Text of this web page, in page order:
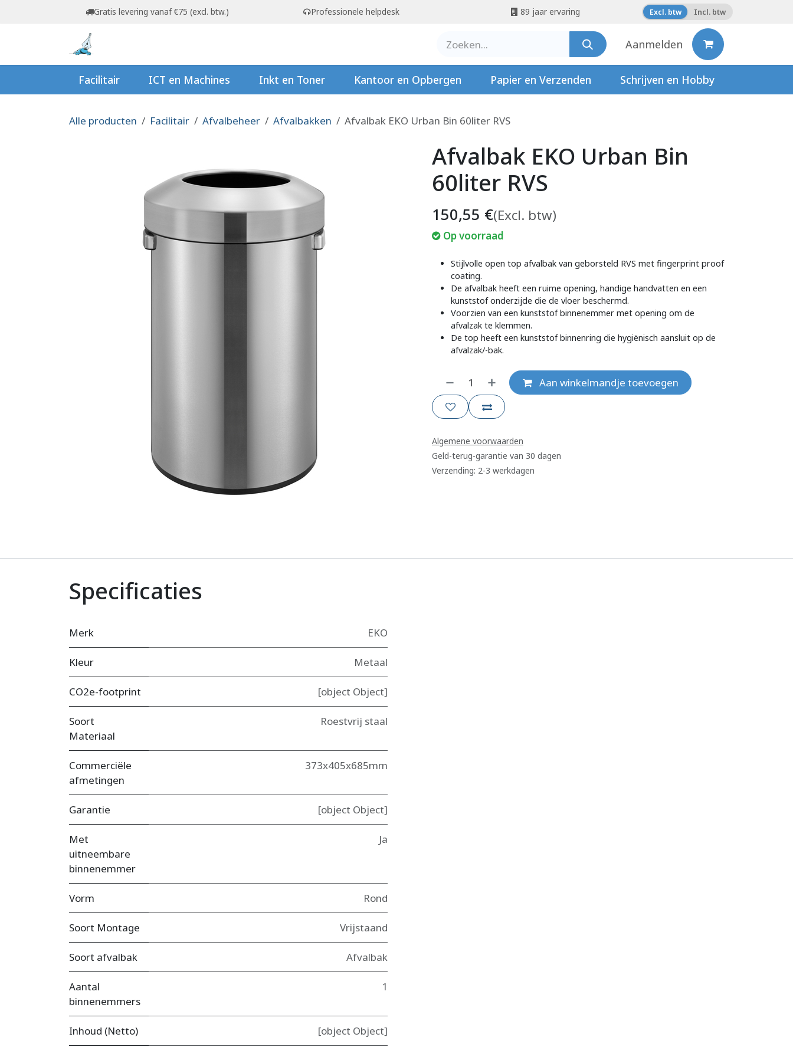
Overslaan naar inhoudGratis levering vanaf €75 (excl. btw.) Professionele helpdesk 89 jaar ervaring Excl. btw Incl. btw
Aanmelden
Facilitair ICT en Machines Inkt en Toner Kantoor en Opbergen Papier en Verzenden Schrijven en Hobby
Alle producten Facilitair Afvalbeheer Afvalbakken Afvalbak EKO Urban Bin 60liter RVS
Afvalbak EKO Urban Bin
60liter RVS
150,55 €(Excl. btw)
Op voorraad
Stijlvolle open top afvalbak van geborsteld RVS met fingerprint proof
coating.
De afvalbak heeft een ruime opening, handige handvatten en een
kunststof onderzijde die de vloer beschermd.
Voorzien van een kunststof binnenemmer met opening om de
afvalzak te klemmen.
De top heeft een kunststof binnenring die hygiënisch aansluit op de
afvalzak/-bak.
Aan winkelmandje toevoegen
Algemene voorwaarden
Geld-terug-garantie van 30 dagen
Verzending: 2-3 werkdagen
Specificaties
Merk EKO
Kleur Metaal
CO2e-footprint [object Object]
Soort
Materiaal
Roestvrij staal
Commerciële
afmetingen
373x405x685mm
Garantie [object Object]
Met
uitneembare
binnenemmer
Ja
Vorm Rond
Soort Montage Vrijstaand
Soort afvalbak Afvalbak
Aantal
binnenemmers
1
Inhoud (Netto) [object Object]